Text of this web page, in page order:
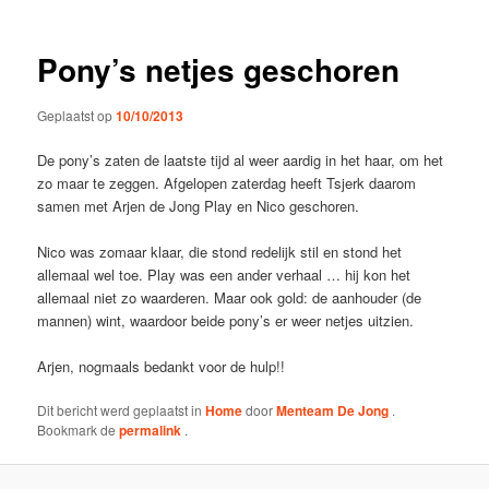
Pony’s netjes geschoren
Geplaatst op10/10/2013
De pony’s zaten de laatste tijd al weer aardig in het haar, om het
zo maar te zeggen. Afgelopen zaterdag heeft Tsjerk daarom
samen met Arjen de Jong Play en Nico geschoren.
Nico was zomaar klaar, die stond redelijk stil en stond het
allemaal wel toe. Play was een ander verhaal … hij kon het
allemaal niet zo waarderen. Maar ook gold: de aanhouder (de
mannen) wint, waardoor beide pony’s er weer netjes uitzien.
Arjen, nogmaals bedankt voor de hulp!!
Dit bericht werd geplaatst inHomedoorMenteam De Jong .
Bookmark depermalink .